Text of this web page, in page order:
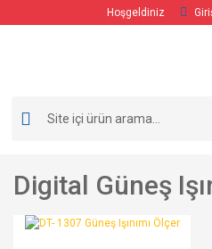
Hoşgeldiniz
Digital Güneş